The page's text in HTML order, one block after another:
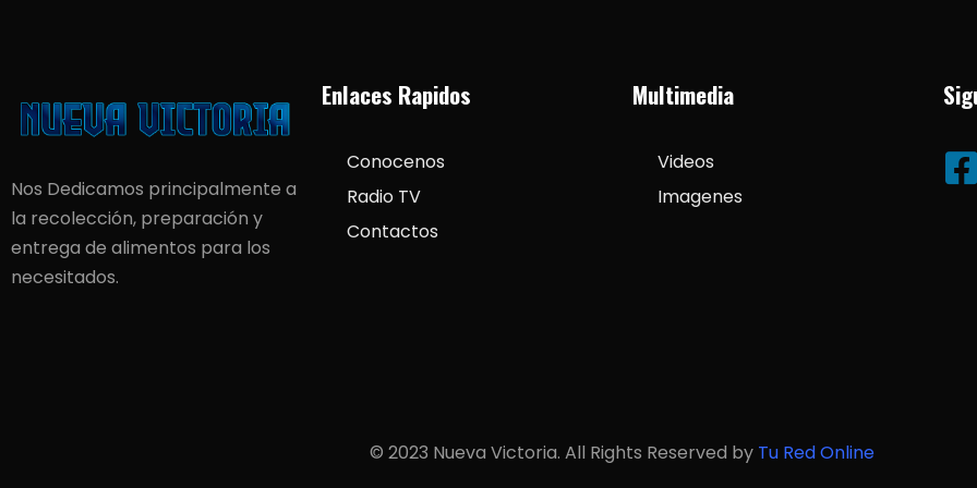
Nos Dedicamos principalmente a
la recolección, preparación y
entrega de alimentos para los
necesitados.
Enlaces Rapidos
Conocenos
Radio TV
Contactos
Multimedia
Videos
Imagenes
© 2023 Nueva Victoria. All Rights Reserved by Tu Red Online